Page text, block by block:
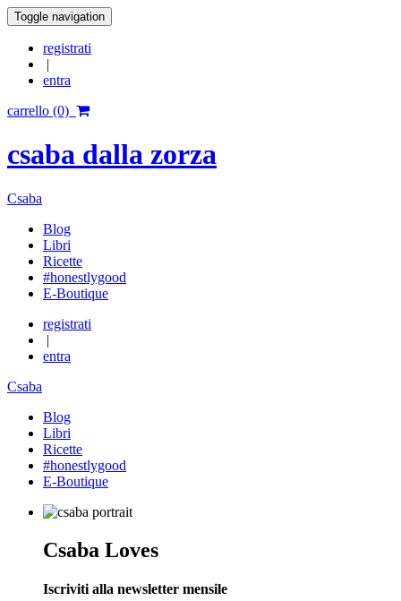
Toggle navigation
registrati
|
entra
carrello (0)
csaba dalla zorza
Csaba
Blog
Libri
Ricette
#honestlygood
E-Boutique
registrati
|
entra
Csaba
Blog
Libri
Ricette
#honestlygood
E-Boutique
Csaba Loves
Iscriviti alla newsletter mensile